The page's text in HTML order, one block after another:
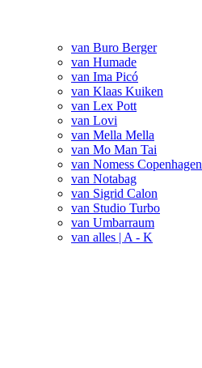
van Buro Berger
van Humade
van Ima Picó
van Klaas Kuiken
van Lex Pott
van Lovi
van Mella Mella
van Mo Man Tai
van Nomess Copenhagen
van Notabag
van Sigrid Calon
van Studio Turbo
van Umbarraum
van alles | A - K